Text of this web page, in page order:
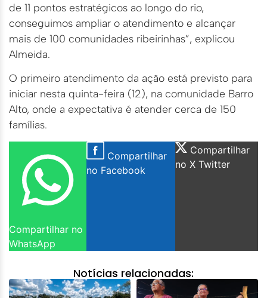
de 11 pontos estratégicos ao longo do rio,
conseguimos ampliar o atendimento e alcançar
mais de 100 comunidades ribeirinhas”, explicou
Almeida.
O primeiro atendimento da ação está previsto para
iniciar nesta quinta-feira (12), na comunidade Barro
Alto, onde a expectativa é atender cerca de 150
famílias.
Compartilhar no
WhatsApp
Compartilhar
no Facebook
Compartilhar
no X Twitter
Notícias relacionadas: